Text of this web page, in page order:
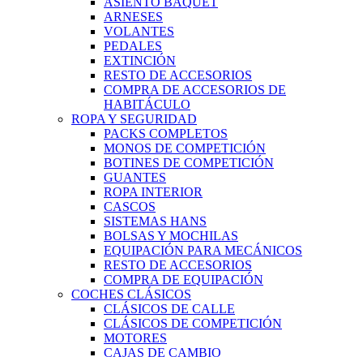
ARNESES
VOLANTES
PEDALES
EXTINCIÓN
RESTO DE ACCESORIOS
COMPRA DE ACCESORIOS DE
HABITÁCULO
ROPA Y SEGURIDAD
PACKS COMPLETOS
MONOS DE COMPETICIÓN
BOTINES DE COMPETICIÓN
GUANTES
ROPA INTERIOR
CASCOS
SISTEMAS HANS
BOLSAS Y MOCHILAS
EQUIPACIÓN PARA MECÁNICOS
RESTO DE ACCESORIOS
COMPRA DE EQUIPACIÓN
COCHES CLÁSICOS
CLÁSICOS DE CALLE
CLÁSICOS DE COMPETICIÓN
MOTORES
CAJAS DE CAMBIO